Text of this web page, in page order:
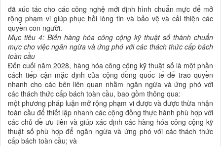
đã xúc tác cho các công nghệ mới định hình chuẩn mực để mở
rộng phạm vi giúp phục hồi lòng tin và bảo vệ và cải thiện các
quyền con người.
Mục tiêu 4: Biến hàng hóa công cộng kỹ thuật số thành chuẩn
mực cho việc ngăn ngừa và ứng phó với các thách thức cấp bách
toàn cầu
Đến cuối năm 2028, hàng hóa công cộng kỹ thuật số là một phần
cách tiếp cận mặc định của cộng đồng quốc tế để trao quyền
nhanh cho các bên liên quan nhằm ngăn ngừa và ứng phó với
các thách thức cấp bách toàn cầu, bao gồm thông qua:
một phương pháp luận mở rộng phạm vi được và được thừa nhận
toàn cầu để thiết lập nhanh các cộng đồng thực hành phù hợp với
các chủ đề ưu tiên và giúp xác định các hàng hóa công cộng kỹ
thuật số phù hợp để ngăn ngừa và ứng phó với các thách thức
cấp bách toàn cầu; và